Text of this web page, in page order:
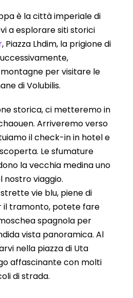
è la città imperiale di
a esplorare siti storici
, Piazza Lhdim, la prigione di
per visitare le
di Volubilis.
storica, ci metteremo in
Arriveremo verso
il check-in in hotel e
Le sfumature
la vecchia medina uno
nostro viaggio.
vie blu, piene di
il tramonto, potete fare
spagnola per
vista panoramica. Al
nella piazza di Uta
affascinante con molti
di strada.